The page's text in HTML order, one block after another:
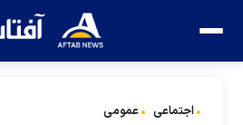
اجتماعی عمومی